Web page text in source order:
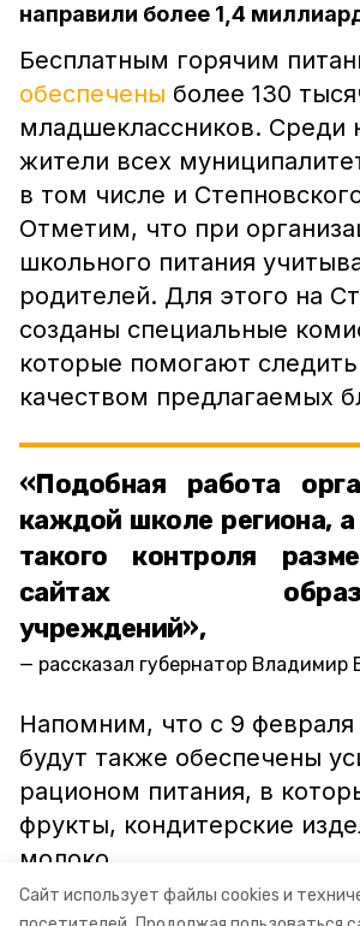
Сайт использует файлы cookies и
направили более 1,4
Бесплатным горячим
обеспечены более 130
младшеклассников. Среди
жители всех
в том числе и
Отметим, что при
школьного питания
родителей. Для этого на
созданы специальные
которые помогают следить
качеством предлагаемых
«Подобная работа
каждой школе региона,
такого контроля
сайтах
учреждений»,
рассказал губернатор Владимир
Напомним, что с 9 февраля
будут также обеспечены
рационом питания, в
фрукты, кондитерские
молоко.